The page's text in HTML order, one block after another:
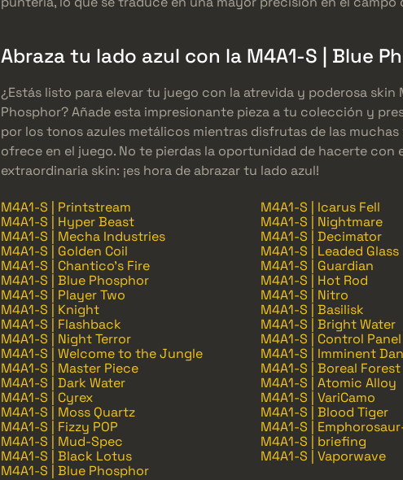
Abraza tu lado azul con la M4A1-S | Blue
¿Estás listo para elevar tu juego con la atrevida y poderosa skin
Phosphor? Añade esta impresionante pieza a tu colección y
por los tonos azules metálicos mientras disfrutas de las
ofrece en el juego. No te pierdas la oportunidad de hacerte con
extraordinaria skin: ¡es hora de abrazar tu lado azul!
M4A1-S | Printstream
M4A1-S | Icarus Fell
M4A1-S | Hyper Beast
M4A1-S | Nightmare
M4A1-S | Mecha Industries
M4A1-S | Decimator
M4A1-S | Golden Coil
M4A1-S | Leaded Glass
M4A1-S | Chantico's Fire
M4A1-S | Guardian
M4A1-S | Blue Phosphor
M4A1-S | Hot Rod
M4A1-S | Player Two
M4A1-S | Nitro
M4A1-S | Knight
M4A1-S | Basilisk
M4A1-S | Flashback
M4A1-S | Bright Water
M4A1-S | Night Terror
M4A1-S | Control Panel
M4A1-S | Welcome to the Jungle
M4A1-S | Imminent
M4A1-S | Master Piece
M4A1-S | Boreal Forest
M4A1-S | Dark Water
M4A1-S | Atomic Alloy
M4A1-S | Cyrex
M4A1-S | VariCamo
M4A1-S | Moss Quartz
M4A1-S | Blood Tiger
M4A1-S | Fizzy POP
M4A1-S |
M4A1-S | Mud-Spec
M4A1-S | briefing
M4A1-S | Black Lotus
M4A1-S | Vaporwave
M4A1-S | Blue Phosphor